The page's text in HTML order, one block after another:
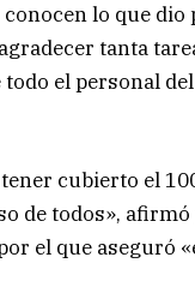
lo que
tanta
el personal
cubierto el
de todos»,
el que aseguró